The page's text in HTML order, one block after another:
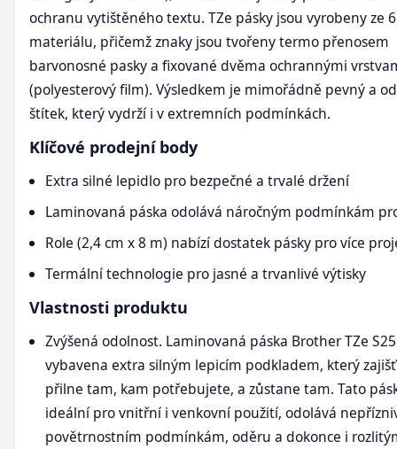
ochranu vytištěného textu. TZe pásky jsou vyrobeny ze
materiálu, přičemž znaky jsou tvořeny termo přenosem
barvonosné pasky a fixované dvěma ochrannými
(polyesterový film). Výsledkem je mimořádně pevný a
štítek, který vydrží i v extremních podmínkách.
Klíčové prodejní body
Extra silné lepidlo pro bezpečné a trvalé držení
Laminovaná páska odolává náročným podmínkám
Role (2,4 cm x 8 m) nabízí dostatek pásky pro více
Termální technologie pro jasné a trvanlivé výtisky
Vlastnosti produktu
Zvýšená odolnost. Laminovaná páska Brother TZe
vybavena extra silným lepicím podkladem, který
přilne tam, kam potřebujete, a zůstane tam. Tato
ideální pro vnitřní i venkovní použití, odolává
povětrnostním podmínkám, oděru a dokonce i